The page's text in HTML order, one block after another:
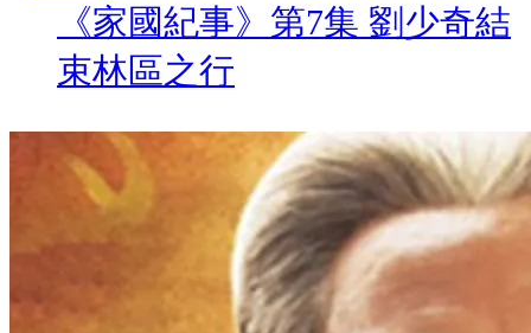
《家國紀事》第7集 劉少奇結
束林區之行